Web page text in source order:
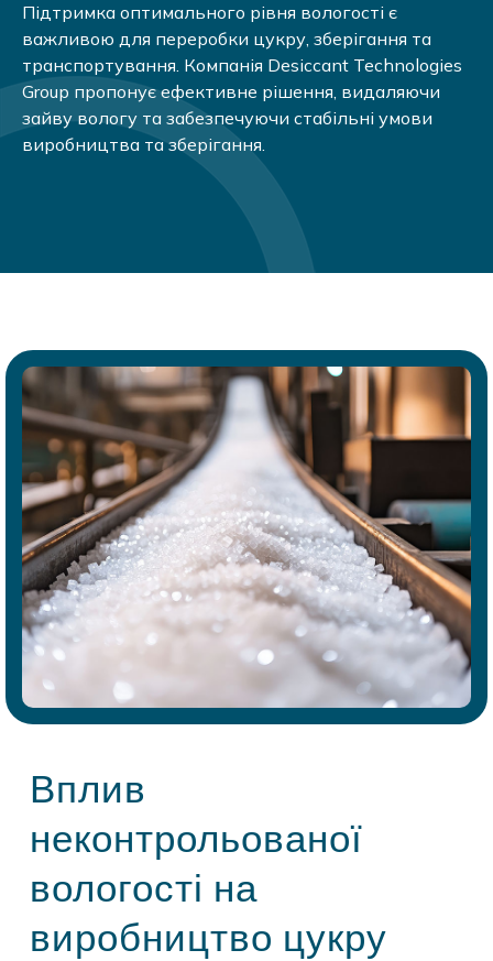
Підтримка оптимального рівня вологості є
важливою для переробки цукру, зберігання та
транспортування. Компанія Desiccant Technologies
Group пропонує ефективне рішення, видаляючи
зайву вологу та забезпечуючи стабільні умови
виробництва та зберігання.
Вплив
неконтрольованої
вологості на
виробництво цукру